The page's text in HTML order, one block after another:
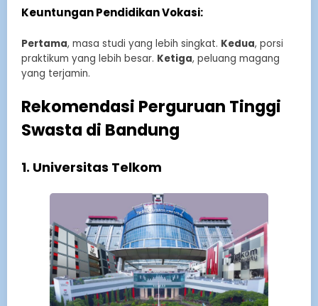
Keuntungan Pendidikan Vokasi:
Pertama, masa studi yang lebih singkat. Kedua, porsi
praktikum yang lebih besar. Ketiga, peluang magang
yang terjamin.
Rekomendasi Perguruan Tinggi
Swasta di Bandung
1. Universitas Telkom